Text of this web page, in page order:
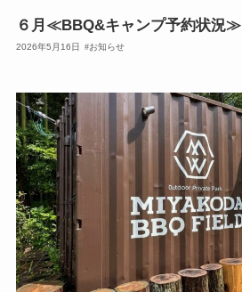
６月≪BBQ&キャンプ予約状況≫
2026年5月16日 お知らせ